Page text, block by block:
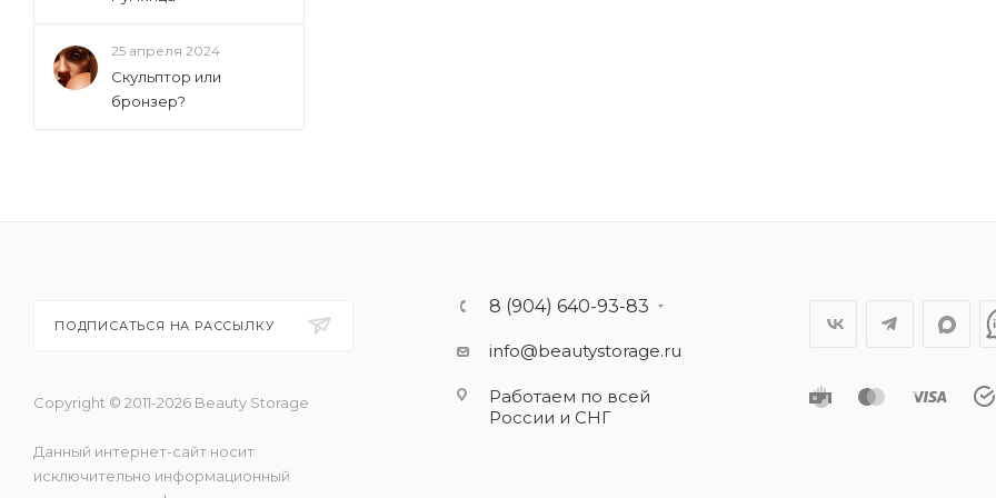
25 апреля 2024
Скульптор или
бронзер?
ПОДПИСАТЬСЯ НА РАССЫЛКУ
Copyright © 2011-2026 Beauty Storage
Данный интернет-сайт носит
исключительно информационный
8 (904) 640-93-83
info@beautystorage.ru
Работаем по всей
России и СНГ